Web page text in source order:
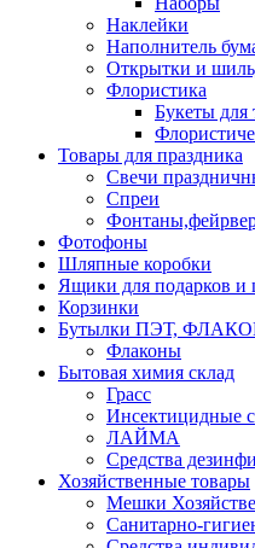
Наклейки
Наполнитель
Открытки и
Флористика
Букеты для
Товары для праздника
Свечи
Спреи
Фотофоны
Шляпные коробки
Ящики для подарков и
Корзинки
Бутылки ПЭТ,
Флаконы
Бытовая химия склад
Грасс
Инсектицидные
ЛАЙМА
Средства
Хозяйственные товары
Мешки
Санитарно-